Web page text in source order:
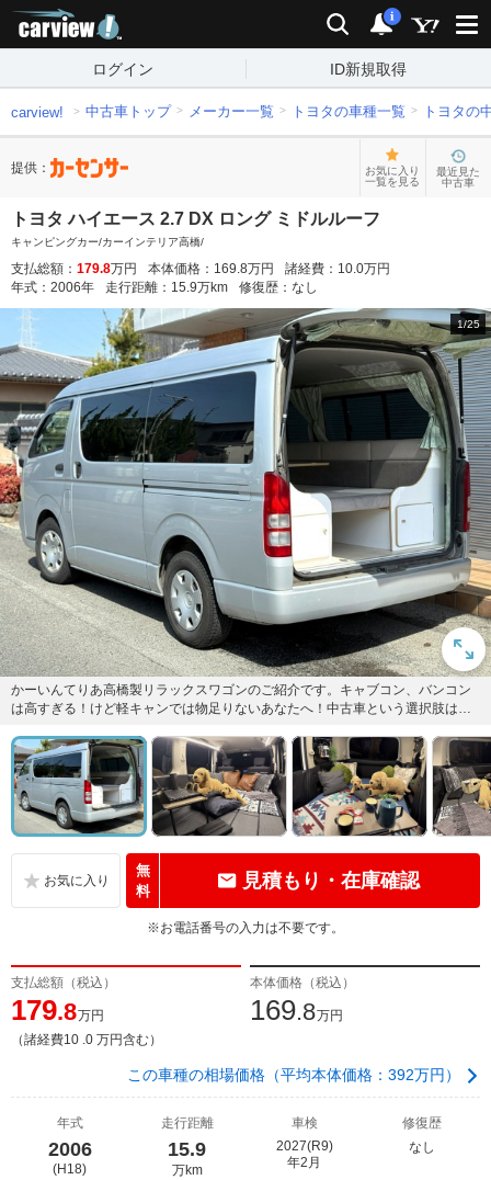
検索 通知
i
ログイン ID新規取得
carview! 中古車トップ メーカー一覧 トヨタの車種一覧 トヨタの
提供：
お気に入り
一覧を見る
最近見た
中古車
トヨタ ハイエース 2.7 DX ロング ミドルルーフ
キャンピングカー/カーインテリア高橋/
支払総額： 179.8万円 本体価格： 169.8万円 諸経費： 10.0万円
年式： 2006年 走行距離： 15.9万km 修復歴： なし
1/25
かーいんてりあ高橋製リラックスワゴンのご紹介です。キャブコン、バンコン
は高すぎる！けど軽キャンでは物足りないあなたへ！中古車という選択肢はい
無
料
見積もり・在庫確認
※お電話番号の入力は不要です。
支払総額（税込）
179.8万円
（諸経費10 .0 万円含む）
本体価格（税込）
169.8万円
この車種の相場価格（平均本体価格：392万円）
年式
2006
(H18)
走行距離
15.9
万km
車検
2027(R9)
年2月
修復歴
なし